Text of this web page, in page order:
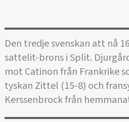
Den tredje svenskan att nå
sattelit-brons i Split.
mot Catinon från Frankrike
tyskan Zittel (15-8) och
Kerssenbrock från